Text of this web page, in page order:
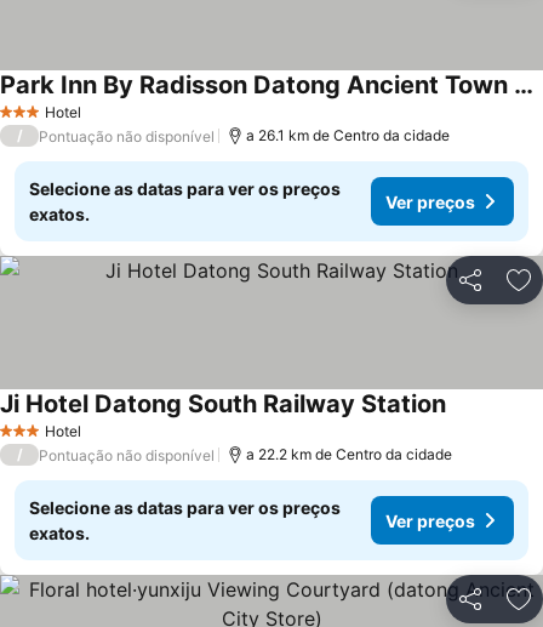
3 EstrelasHotel
Park Inn By Radisson Datong Ancient Town Heyangmen
/ Pontuação não disponível a 26.1 km de Centro da cidade
Selecione as datas para ver os preços
exatos.
Ver preços
Partilhar
3 EstrelasHotel
Ji Hotel Datong South Railway Station
/ Pontuação não disponível a 22.2 km de Centro da cidade
Selecione as datas para ver os preços
exatos.
Ver preços
Partilhar